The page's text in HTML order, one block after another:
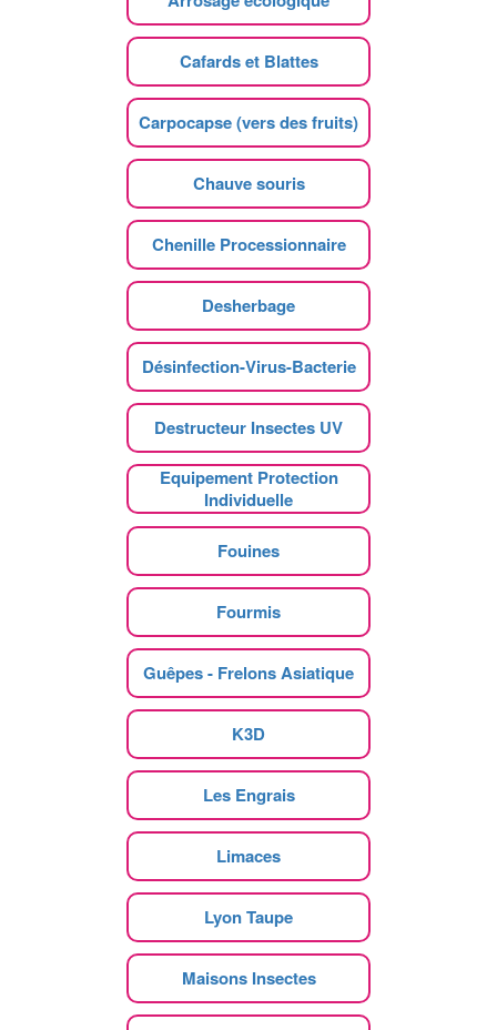
Cafards et Blattes
Carpocapse (vers des fruits)
Chauve souris
Chenille Processionnaire
Desherbage
Désinfection-Virus-Bacterie
Destructeur Insectes UV
Equipement Protection
Individuelle
Fouines
Fourmis
Guêpes - Frelons Asiatique
K3D
Les Engrais
Limaces
Lyon Taupe
Maisons Insectes